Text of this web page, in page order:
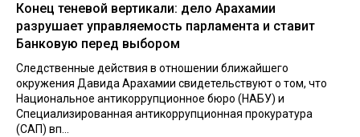
Конец теневой вертикали: дело Арахамии
разрушает управляемость парламента и ставит
Банковую перед выбором
Следственные действия в отношении ближайшего
окружения Давида Арахамии свидетельствуют о том, что
Национальное антикоррупционное бюро (НАБУ) и
Специализированная антикоррупционная прокуратура
(САП) вп...